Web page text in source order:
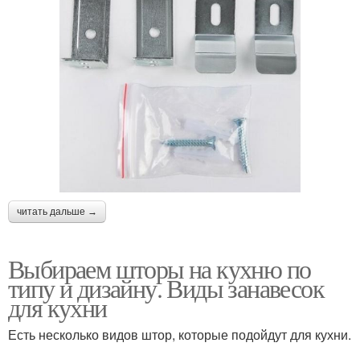
читать дальше →
Выбираем шторы на кухню по
типу и дизайну. Виды занавесок
для кухни
Есть несколько видов штор, которые подойдут для кухни.